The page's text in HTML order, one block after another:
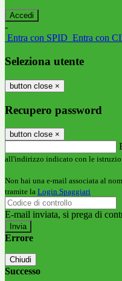
-
Entra con SPID Entra con
Seleziona utente
button close ×
Recupero password
button close ×
all'indirizzo indicato con le
Non hai una e-mail associata al
tramite la Login Spaggiari
E-mail inviata, si prega di
Errore
Chiudi
Successo